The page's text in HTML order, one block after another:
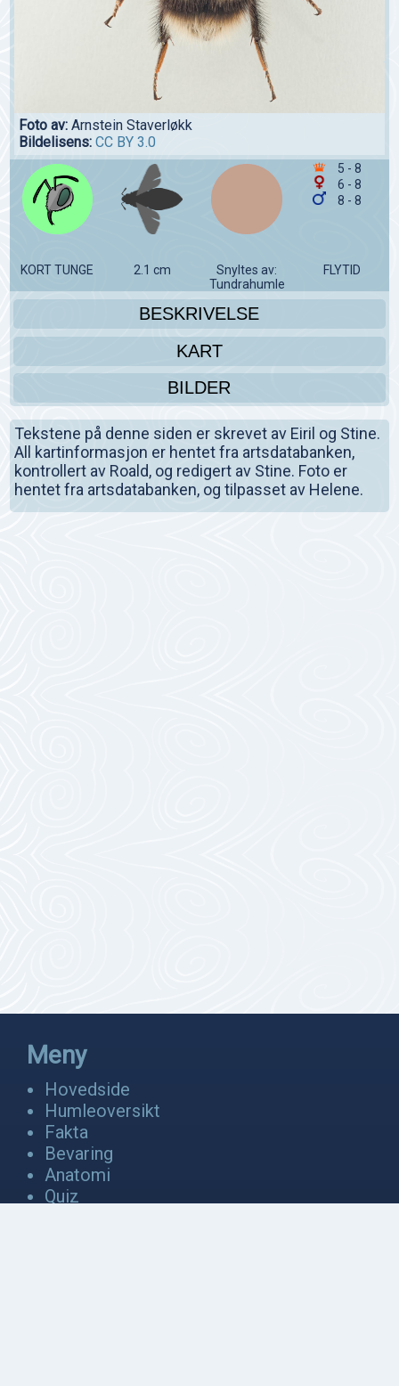
Foto av: Arnstein Staverløkk
Bildelisens: CC BY 3.0
5 - 8
6 - 8
8 - 8
KORT TUNGE 2.1 cm
Snyltes av:
Tundrahumle
FLYTID
BESKRIVELSE
KART
BILDER
Tekstene på denne siden er skrevet av Eiril og Stine.
All kartinformasjon er hentet fra artsdatabanken,
kontrollert av Roald, og redigert av Stine. Foto er
hentet fra artsdatabanken, og tilpasset av Helene.
Meny
Hovedside
Humleoversikt
Fakta
Bevaring
Anatomi
Quiz